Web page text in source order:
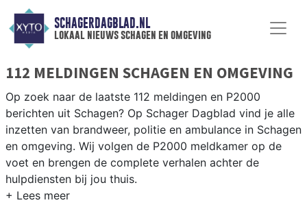
SCHAGERDAGBLAD.NL
lokaal nieuws schagen en omgeving
112 MELDINGEN SCHAGEN EN OMGEVING
Op zoek naar de laatste 112 meldingen en P2000
berichten uit Schagen? Op Schager Dagblad vind je alle
inzetten van brandweer, politie en ambulance in Schagen
en omgeving. Wij volgen de P2000 meldkamer op de
voet en brengen de complete verhalen achter de
hulpdiensten bij jou thuis.